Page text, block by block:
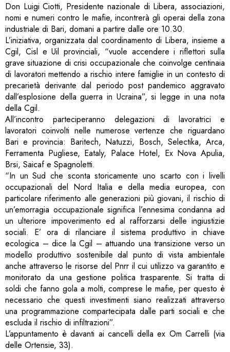
Don Luigi Ciotti, Presidente nazionale di Libera, associazioni,
nomi e numeri contro le mafie, incontrerà gli operai della zona
industriale di Bari, domani a partire dalle ore 10.30.
L’iniziativa, organizzata dal coordinamento di Libera, insieme a
Cgil, Cisl e Uil provinciali, “vuole accendere i riflettori sulla
grave situazione di crisi occupazionale che coinvolge centinaia
di lavoratori mettendo a rischio intere famiglie in un contesto di
precarietà derivante dal periodo post pandemico aggravato
dall’esplosione della guerra in Ucraina”, si legge in una nota
della Cgil.
All’incontro parteciperanno delegazioni di lavoratrici e
lavoratori coinvolti nelle numerose vertenze che riguardano
Bari e provincia: Baritech, Natuzzi, Bosch, Selectika, Arca,
Ferramenta Pugliese, Eataly, Palace Hotel, Ex Nova Apulia,
Brsi, Saicaf e Spagnoletti.
“In un Sud che sconta storicamente uno scarto con i livelli
occupazionali del Nord Italia e della media europea, con
particolare riferimento alle generazioni più giovani, il rischio di
un’emorragia occupazionale significa l’ennesima condanna ad
un ulteriore impoverimento ed al rafforzarsi delle ingiustizie
sociali. E’ ora di rilanciare il sistema produttivo in chiave
ecologica – dice la Cgil – attuando una transizione verso un
modello produttivo sostenibile dal punto di vista ambientale
anche attraverso le risorse del Pnrr il cui utilizzo va garantito e
monitorato da una gestione politica trasparente. Si tratta di
soldi che fanno gola a molti, comprese le mafie, per questo è
necessario che questi investimenti siano realizzati attraverso
una programmazione compartecipata dalle parti sociali e che
escluda il rischio di infiltrazioni”.
L’appuntamento è davanti ai cancelli della ex Om Carrelli (via
delle Ortensie, 33).